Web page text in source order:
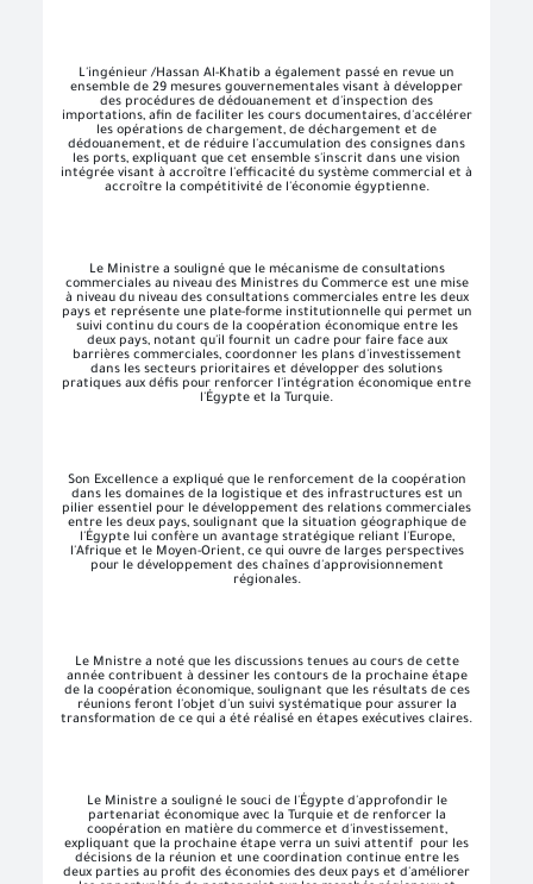
L'ingénieur /Hassan Al-Khatib a également passé en revue un
ensemble de 29 mesures gouvernementales visant à développer
des procédures de dédouanement et d'inspection des
importations, afin de faciliter les cours documentaires, d'accélérer
les opérations de chargement, de déchargement et de
dédouanement, et de réduire l'accumulation des consignes dans
les ports, expliquant que cet ensemble s'inscrit dans une vision
intégrée visant à accroître l'efficacité du système commercial et à
accroître la compétitivité de l'économie égyptienne.
Le Ministre a souligné que le mécanisme de consultations
commerciales au niveau des Ministres du Commerce est une mise
à niveau du niveau des consultations commerciales entre les deux
pays et représente une plate-forme institutionnelle qui permet un
suivi continu du cours de la coopération économique entre les
deux pays, notant qu'il fournit un cadre pour faire face aux
barrières commerciales, coordonner les plans d'investissement
dans les secteurs prioritaires et développer des solutions
pratiques aux défis pour renforcer l'intégration économique entre
l'Égypte et la Turquie.
Son Excellence a expliqué que le renforcement de la coopération
dans les domaines de la logistique et des infrastructures est un
pilier essentiel pour le développement des relations commerciales
entre les deux pays, soulignant que la situation géographique de
l'Égypte lui confère un avantage stratégique reliant l'Europe,
l'Afrique et le Moyen-Orient, ce qui ouvre de larges perspectives
pour le développement des chaînes d'approvisionnement
régionales.
Le Mnistre a noté que les discussions tenues au cours de cette
année contribuent à dessiner les contours de la prochaine étape
de la coopération économique, soulignant que les résultats de ces
réunions feront l'objet d'un suivi systématique pour assurer la
transformation de ce qui a été réalisé en étapes exécutives claires.
Le Ministre a souligné le souci de l'Égypte d'approfondir le
partenariat économique avec la Turquie et de renforcer la
coopération en matière du commerce et d'investissement,
expliquant que la prochaine étape verra un suivi attentif pour les
décisions de la réunion et une coordination continue entre les
deux parties au profit des économies des deux pays et d'améliorer